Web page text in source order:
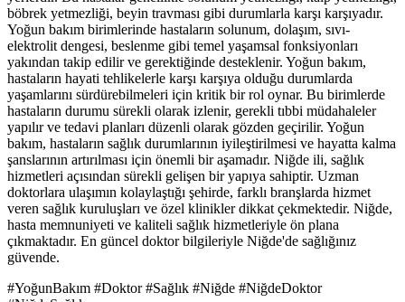
böbrek yetmezliği, beyin travması gibi durumlarla karşı karşıyadır.
Yoğun bakım birimlerinde hastaların solunum, dolaşım, sıvı-
elektrolit dengesi, beslenme gibi temel yaşamsal fonksiyonları
yakından takip edilir ve gerektiğinde desteklenir. Yoğun bakım,
hastaların hayati tehlikelerle karşı karşıya olduğu durumlarda
yaşamlarını sürdürebilmeleri için kritik bir rol oynar. Bu birimlerde
hastaların durumu sürekli olarak izlenir, gerekli tıbbi müdahaleler
yapılır ve tedavi planları düzenli olarak gözden geçirilir. Yoğun
bakım, hastaların sağlık durumlarının iyileştirilmesi ve hayatta kalma
şanslarının artırılması için önemli bir aşamadır. Niğde ili, sağlık
hizmetleri açısından sürekli gelişen bir yapıya sahiptir. Uzman
doktorlara ulaşımın kolaylaştığı şehirde, farklı branşlarda hizmet
veren sağlık kuruluşları ve özel klinikler dikkat çekmektedir. Niğde,
hasta memnuniyeti ve kaliteli sağlık hizmetleriyle ön plana
çıkmaktadır. En güncel doktor bilgileriyle Niğde'de sağlığınız
güvende.
#YoğunBakım #Doktor #Sağlık #Niğde #NiğdeDoktor